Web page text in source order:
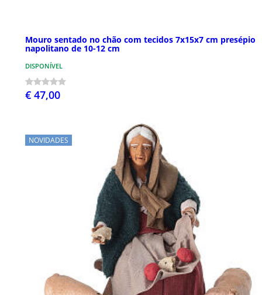
Mouro sentado no chão com tecidos 7x15x7 cm presépio
napolitano de 10-12 cm
DISPONÍVEL
€ 47,00
NOVIDADES